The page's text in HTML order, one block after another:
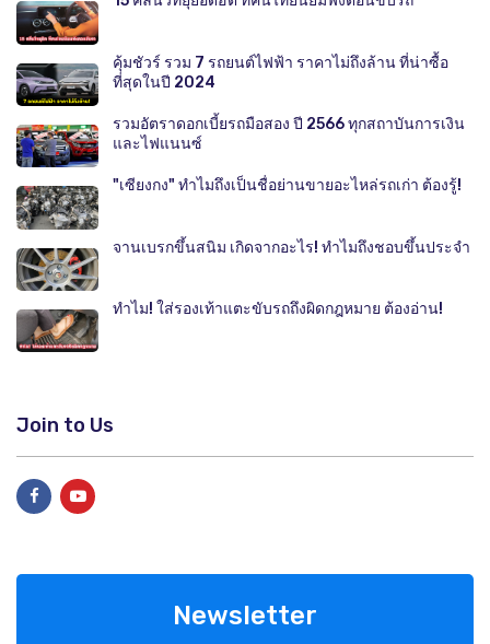
คุ้มชัวร์ รวม 7 รถยนต์ไฟฟ้า ราคาไม่ถึงล้าน ที่น่าซื้อ
ที่สุดในปี 2024
รวมอัตราดอกเบี้ยรถมือสอง ปี 2566 ทุกสถาบันการเงิน
และไฟแนนซ์
"เซียงกง" ทำไมถึงเป็นชื่อย่านขายอะไหล่รถเก่า ต้องรู้!
จานเบรกขึ้นสนิม เกิดจากอะไร! ทำไมถึงชอบขึ้นประจำ
ทำไม! ใส่รองเท้าแตะขับรถถึงผิดกฎหมาย ต้องอ่าน!
Join to Us
Newsletter